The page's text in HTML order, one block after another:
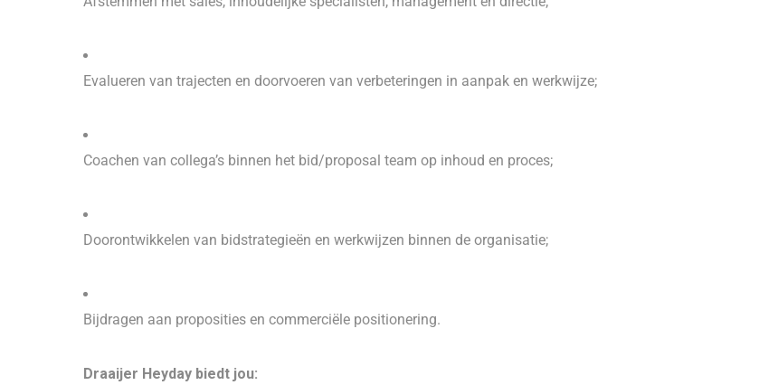
Evalueren van trajecten en doorvoeren van verbeteringen in aanpak en werkwijze;
Coachen van collega’s binnen het bid/proposal team op inhoud en proces;
Doorontwikkelen van bidstrategieën en werkwijzen binnen de organisatie;
Bijdragen aan proposities en commerciële positionering.
Draaijer Heyday biedt jou: